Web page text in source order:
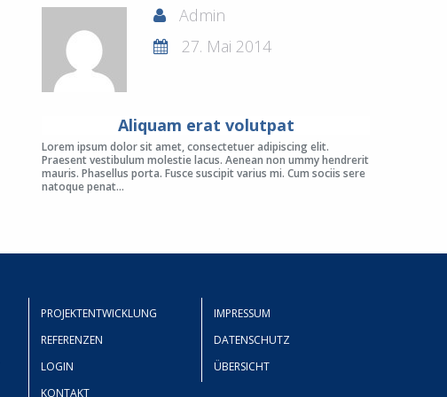
Admin
27. Mai 2014
Aliquam erat volutpat
Lorem ipsum dolor sit amet, consectetuer adipiscing elit.
Praesent vestibulum molestie lacus. Aenean non ummy hendrerit
mauris. Phasellus porta. Fusce suscipit varius mi. Cum sociis sere
natoque penat...
PROJEKTENTWICKLUNG
REFERENZEN
LOGIN
KONTAKT
IMPRESSUM
DATENSCHUTZ
ÜBERSICHT